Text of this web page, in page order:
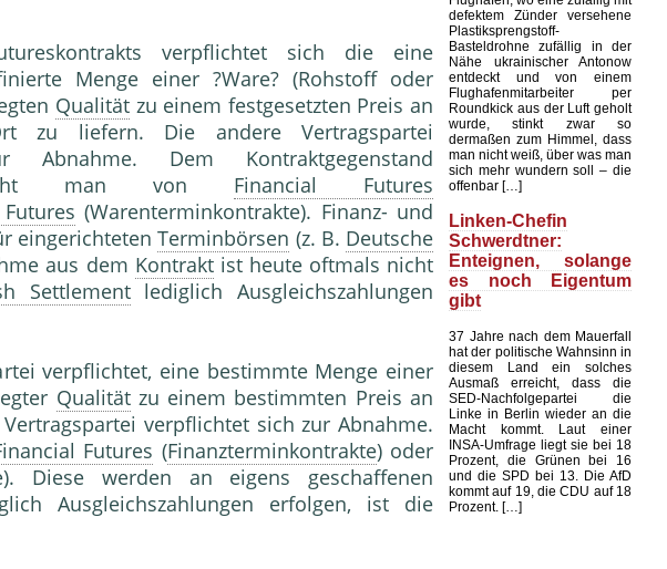
verpflichtet sich die eine
Menge einer ?Ware? (Rohstoff oder
Qualitätzu einem festgesetzten Preis an
zu liefern. Die andere Vertragspartei
Dem Kontraktgegenstand
man von Financial Futures
(Warenterminkontrakte). Finanz- und
eingerichtetenTerminbörsen (z. B. Deutsche
aus dem Kontraktist heute oftmals nicht
Settlementlediglich Ausgleichszahlungen
verpflichtet, eine bestimmte Menge einer
Qualitätzu einem bestimmten Preis an
verpflichtet sich zur Abnahme.
Futures (Finanzterminkontrakte) oder
Diese werden an eigens geschaffenen
Ausgleichszahlungen erfolgen, ist die
defektem Zünder versehene
Plastiksprengstoff-
Basteldrohne zufällig in der
Nähe ukrainischer Antonow
entdeckt und von einem
Flughafenmitarbeiter per
Roundkick aus der Luft geholt
wurde, stinkt zwar so
dermaßen zum Himmel, dass
man nicht weiß, über was man
sich mehr wundern soll – die
offenbar […]
Linken-Chefin
Schwerdtner:
Enteignen, solange
es noch Eigentum
gibt
37 Jahre nach dem Mauerfall
hat der politische Wahnsinn in
diesem Land ein solches
Ausmaß erreicht, dass die
SED-Nachfolgepartei die
Linke in Berlin wieder an die
Macht kommt. Laut einer
INSA-Umfrage liegt sie bei 18
Prozent, die Grünen bei 16
und die SPD bei 13. Die AfD
kommt auf 19, die CDU auf 18
Prozent. […]